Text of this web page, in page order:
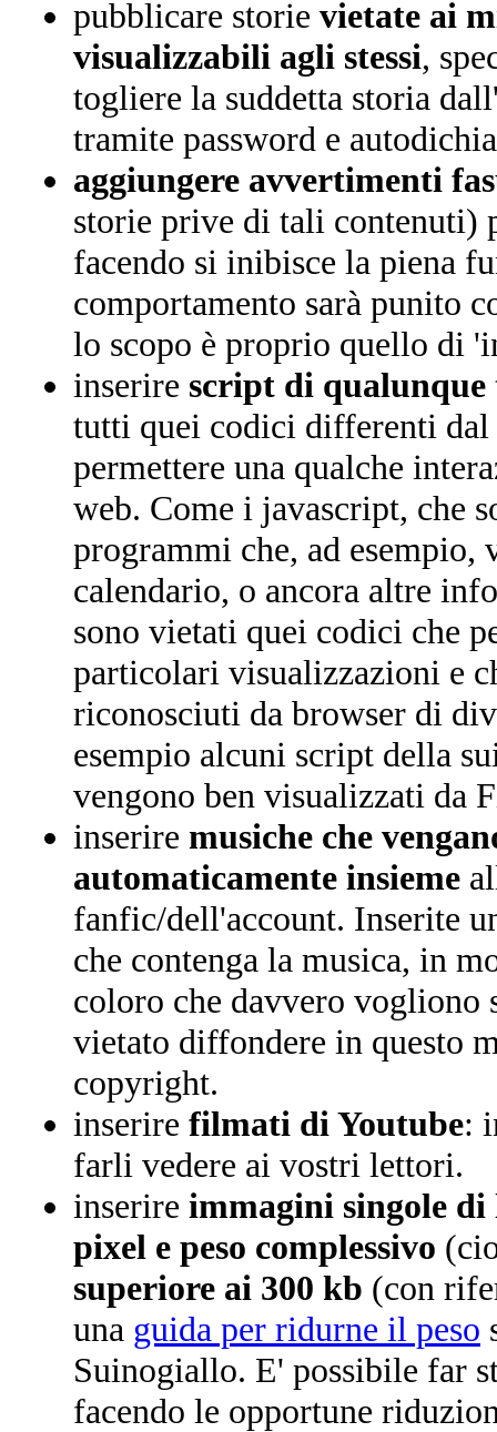
pubblicare storie vietate ai
visualizzabili agli stessi,
togliere la suddetta storia
tramite password e
aggiungere avvertimenti
storie prive di tali contenuti)
facendo si inibisce la piena
comportamento sarà punito
lo scopo è proprio quello di
inserire script di qualunque
tutti quei codici differenti dal
permettere una qualche
web. Come i javascript, che
programmi che, ad esempio,
calendario, o ancora altre
sono vietati quei codici che
particolari visualizzazioni e
riconosciuti da browser di
esempio alcuni script della
vengono ben visualizzati da
inserire musiche che
automaticamente insieme
fanfic/dell'account. Inserite
che contenga la musica, in
coloro che davvero vogliono
vietato diffondere in questo
copyright.
inserire filmati di Youtube:
farli vedere ai vostri lettori.
inserire immagini singole di
pixel e peso complessivo
superiore ai 300 kb (con
una guida per ridurne il peso
Suinogiallo. E' possibile far
facendo le opportune